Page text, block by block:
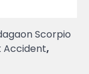
Scorpio
Accident,